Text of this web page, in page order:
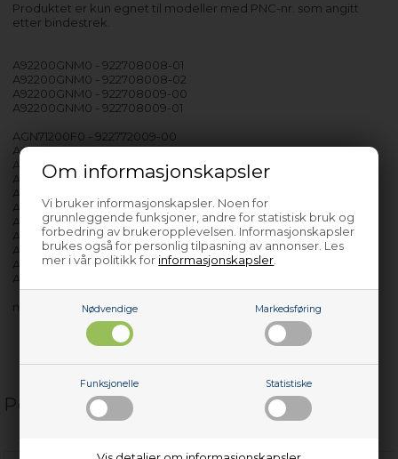
Om informasjonskapsler
Vi bruker informasjonskapsler. Noen for
grunnleggende funksjoner, andre for statistisk bruk og
forbedring av brukeropplevelsen. Informasjonskapsler
brukes også for personlig tilpasning av annonser. Les
mer i vår politikk for informasjonskapsler
Nødvendige Markedsføring
Funksjonelle Statistiske
Produktet er kun egnet til modeller med PNC-nr. som angitt
etter bindestrek.
A92200GNM0 - 922708008-01
A92200GNM0 - 922708008-02
A92200GNM0 - 922708009-00
A92200GNM0 - 922708009-01
AGN71200F0 - 922772009-00
AGN71200F0 - 922772009-02
AGN71200F0 - 922772010-00
AGN71200F0 - 922772010-02
AGN71800F0 - 922754721-00
AGN71800F0 - 922754721-01
AGN71800F0 - 922754721-02
AGN71800F0 - 922754722-01
AGN71800F0 - 922754722-02
AGN71800S0 - 922744730-01
AGN71800S0 - 922744730-02
med flere…
Populære relaterte produkter